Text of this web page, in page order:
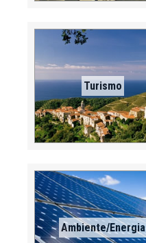
Turismo
Ambiente/Energia